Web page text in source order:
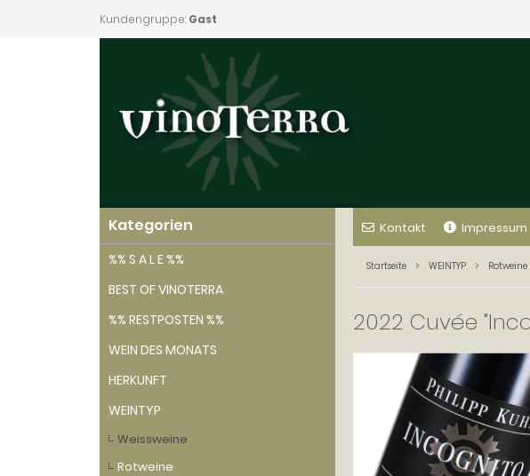
Kundengruppe: Gast
Kontakt Impressum
Startseite WEINTYP Rotweine
2022 Cuvée
Kategorien
%% S A L E %%
BEST OF VINOTERRA
%% RESTPOSTEN %%
WEIN DES MONATS
HERKUNFT
WEINTYP
Weissweine
Rotweine